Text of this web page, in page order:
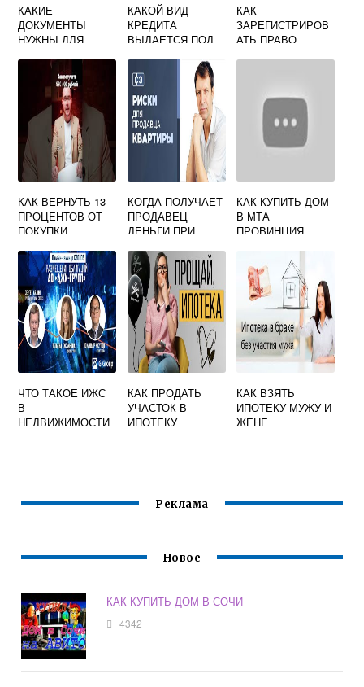
КАКИЕ
ДОКУМЕНТЫ
НУЖНЫ ДЛЯ
КАКОЙ ВИД
КРЕДИТА
ВЫДАЕТСЯ ПОД
НЕДВИЖИМОСТИ
КАК
ЗАРЕГИСТРИРОВ
АТЬ ПРАВО
КАК ВЕРНУТЬ 13
ПРОЦЕНТОВ ОТ
ПОКУПКИ
ИПОТЕКЕ С
МАТЕРИНСКИМ
КАПИТАЛОМ
КОГДА ПОЛУЧАЕТ
ПРОДАВЕЦ
ДЕНЬГИ ПРИ
КВАРТИРЫ В
ИПОТЕКУ
КАК КУПИТЬ ДОМ
В МТА
ПРОВИНЦИЯ
ЧТО ТАКОЕ ИЖС
В
НЕДВИЖИМОСТИ
КАК ПРОДАТЬ
УЧАСТОК В
ИПОТЕКУ
КАК ВЗЯТЬ
ИПОТЕКУ МУЖУ И
ЖЕНЕ
Реклама
Новое
КАК КУПИТЬ ДОМ В СОЧИ
4342